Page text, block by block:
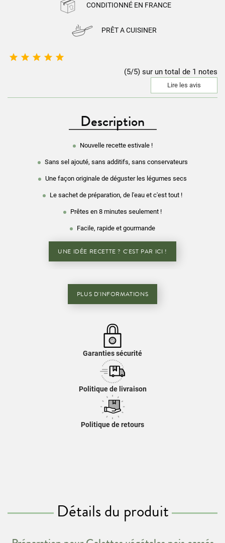
CONDITIONNÉ EN FRANCE
PRÊT A CUISINER
    
(5/5) sur un total de 1 notes
Lire les avis
Description
Nouvelle recette estivale !
Sans sel ajouté, sans additifs, sans conservateurs
Une façon originale de déguster les légumes secs
Le sachet de préparation, de l'eau et c'est tout !
Prêtes en 8 minutes seulement !
Facile, rapide et gourmande
UNE IDÉE RECETTE ? C'EST PAR ICI !
PLUS D'INFORMATIONS
Garanties sécurité
Politique de livraison
Politique de retours
Détails du produit